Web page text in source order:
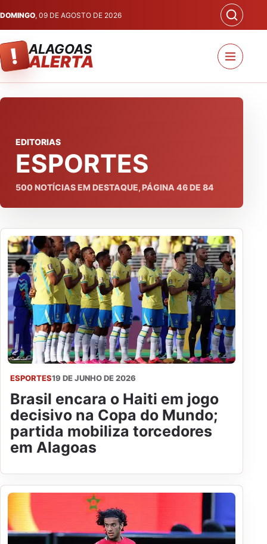
DOMINGO, 09 DE AGOSTO DE 2026
! ALAGOAS
ALERTA
EDITORIAS
ESPORTES
500NOTÍCIAS EM DESTAQUE, PÁGINA 46DE 84
ESPORTES19 DE JUNHO DE 2026
Brasil encara o Haiti em jogo
decisivo na Copa do Mundo;
partida mobiliza torcedores
em Alagoas